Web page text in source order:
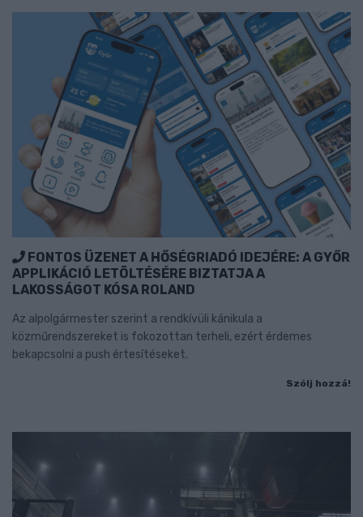
FONTOS ÜZENET A HŐSÉGRIADÓ IDEJÉRE: A GYŐR
APPLIKÁCIÓ LETÖLTÉSÉRE BIZTATJA A
LAKOSSÁGOT KÓSA ROLAND
Az alpolgármester szerint a rendkívüli kánikula a
közműrendszereket is fokozottan terheli, ezért érdemes
bekapcsolni a push értesítéseket.
Szólj hozzá!